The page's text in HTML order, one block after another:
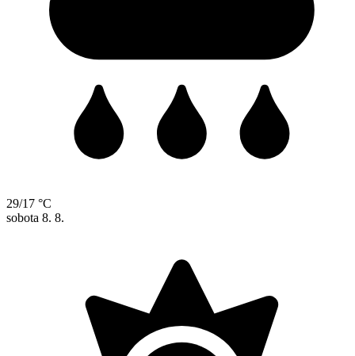
29/17 °C
sobota 8. 8.